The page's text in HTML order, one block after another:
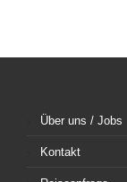
Über uns / Jobs
Kontakt